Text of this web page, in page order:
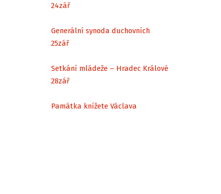
24zář
Generální synoda duchovních
25zář
Setkání mládeže – Hradec Králové
28zář
Památka knížete Václava